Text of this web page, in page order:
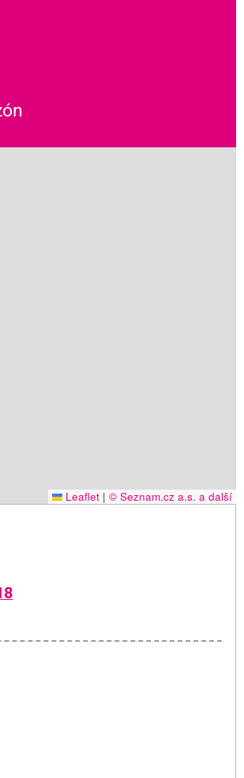
Leaflet | © Seznam.cz a.s. a další